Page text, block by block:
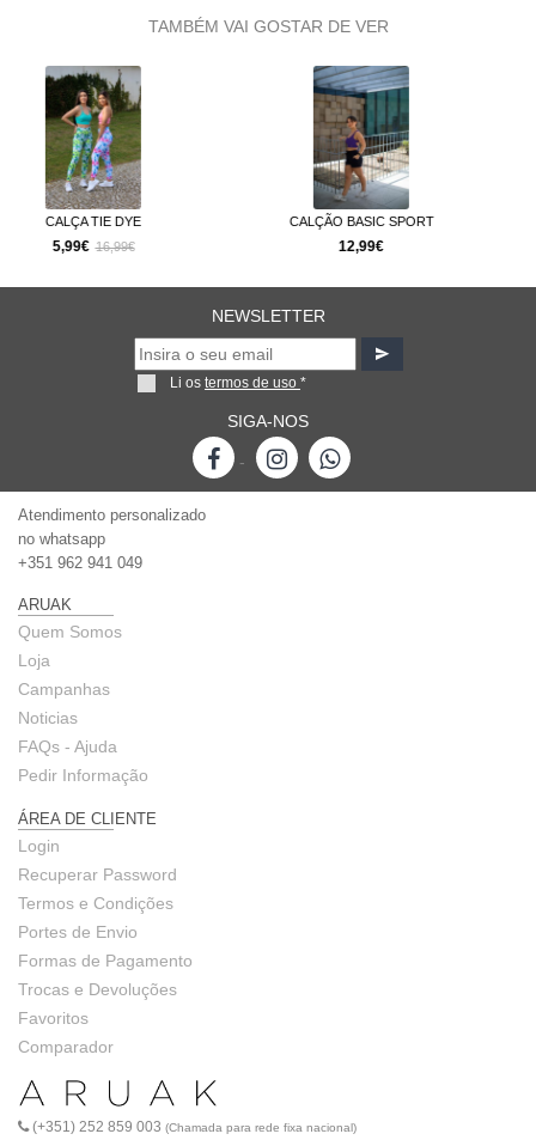
– Retirar da máquina de imediato após lavagem
– Não colocar na máquina de secar
– Não secar à luz direta do sol
– Não usar lixívia
– Passar a ferro a uma temperatura máxima de 110ºC
TAMBÉM VAI GOSTAR DE VER
CALÇÃO BASIC SPORT SHORT MOTION
NEWSLETTER
Li os termos de uso *
SIGA-NOS
-
Atendimento personalizado
no whatsapp
+351 962 941 049
ARUAK
Quem Somos
Loja
Campanhas
Noticias
FAQs - Ajuda
Pedir Informação
ÁREA DE CLIENTE
Login
Recuperar Password
Termos e Condições
Portes de Envio
Formas de Pagamento
Trocas e Devoluções
Favoritos
Comparador
(+351) 252 859 003 (Chamada para rede fixa nacional)